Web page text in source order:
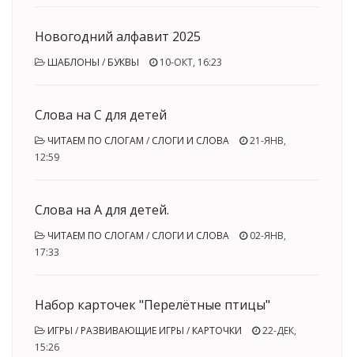
Новогодний алфавит 2025
ШАБЛОНЫ / БУКВЫ 10-ОКТ, 16:23
Слова на С для детей
ЧИТАЕМ ПО СЛОГАМ / СЛОГИ И СЛОВА
21-ЯНВ,
12:59
Слова на А для детей.
ЧИТАЕМ ПО СЛОГАМ / СЛОГИ И СЛОВА
02-ЯНВ,
17:33
Набор карточек "Перелётные птицы"
ИГРЫ / РАЗВИВАЮЩИЕ ИГРЫ / КАРТОЧКИ
22-ДЕК,
15:26